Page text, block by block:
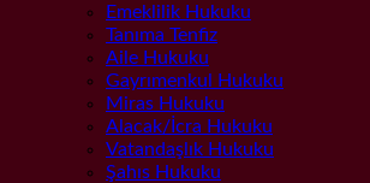
Emeklilik Hukuku
Tanıma Tenfiz
Aile Hukuku
Gayrımenkul Hukuku
Miras Hukuku
Alacak/İcra Hukuku
Vatandaşlık Hukuku
Şahıs Hukuku